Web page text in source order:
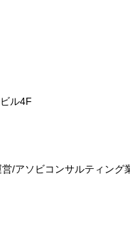
ル4F
/アソビコンサルティング